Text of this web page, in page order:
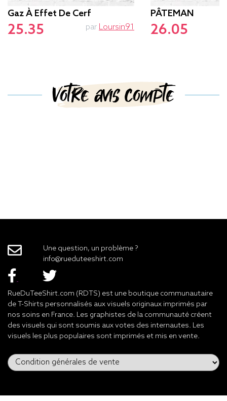
Gaz À Effet De Cerf
25.35 par Loursin91
PÂTEMAN
26.05
Votre avis compte
Une question, un problème ?
info@rueduteeshirt.com
RueDuTeeShirt.com (RDTS) est une boutique communautaire
de T-Shirts personnalisés aux visuels originaux imprimés par
nos soins en France. Les graphistes de la communauté créent
des visuels qui sont soumis aux votes des internautes. Les
visuels les plus populaires sont imprimés et mis en vente.